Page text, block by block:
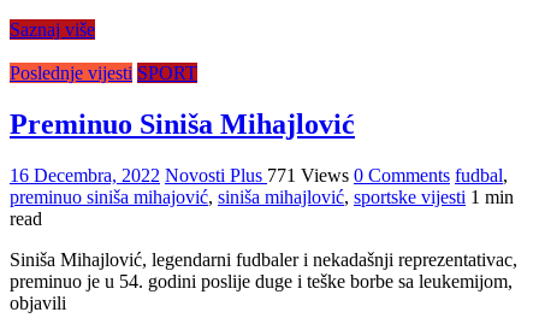
Saznaj više
Poslednje vijesti SPORT
Preminuo Siniša Mihajlović
16 Decembra, 2022 Novosti Plus 771 Views 0 Comments fudbal,
preminuo siniša mihajović, siniša mihajlović, sportske vijesti 1 min
read
Siniša Mihajlović, legendarni fudbaler i nekadašnji reprezentativac,
preminuo je u 54. godini poslije duge i teške borbe sa leukemijom,
objavili